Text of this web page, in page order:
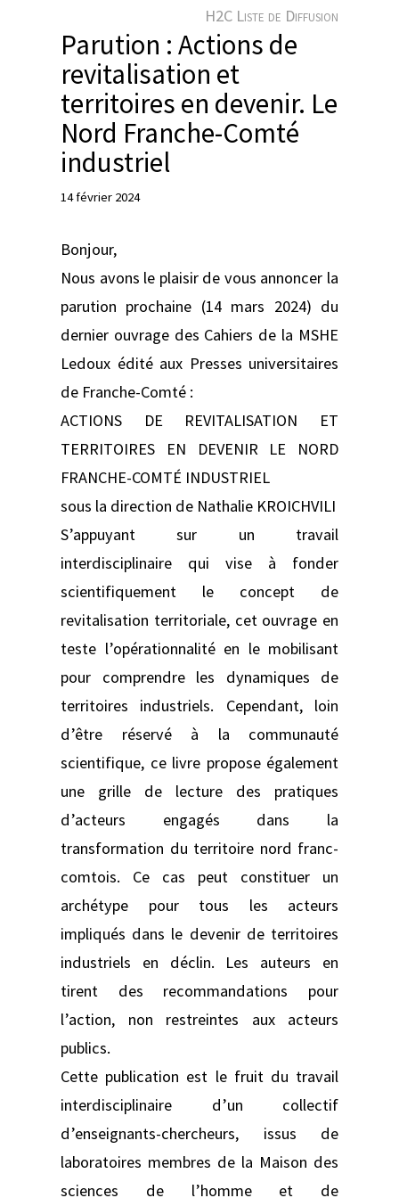
H2C Liste de Diffusion
Parution : Actions de
revitalisation et
territoires en devenir. Le
Nord Franche-Comté
industriel
14 février 2024
Bonjour,
Nous avons le plaisir de vous annoncer la
parution prochaine (14 mars 2024) du
dernier ouvrage des Cahiers de la MSHE
Ledoux édité aux Presses universitaires
de Franche-Comté :
ACTIONS DE REVITALISATION ET
TERRITOIRES EN DEVENIR LE NORD
FRANCHE-COMTÉ INDUSTRIEL
sous la direction de Nathalie KROICHVILI
S’appuyant sur un travail
interdisciplinaire qui vise à fonder
scientifiquement le concept de
revitalisation territoriale, cet ouvrage en
teste l’opérationnalité en le mobilisant
pour comprendre les dynamiques de
territoires industriels. Cependant, loin
d’être réservé à la communauté
scientifique, ce livre propose également
une grille de lecture des pratiques
d’acteurs engagés dans la
transformation du territoire nord franc-
comtois. Ce cas peut constituer un
archétype pour tous les acteurs
impliqués dans le devenir de territoires
industriels en déclin. Les auteurs en
tirent des recommandations pour
l’action, non restreintes aux acteurs
publics.
Cette publication est le fruit du travail
interdisciplinaire d’un collectif
d’enseignants-chercheurs, issus de
laboratoires membres de la Maison des
sciences de l’homme et de